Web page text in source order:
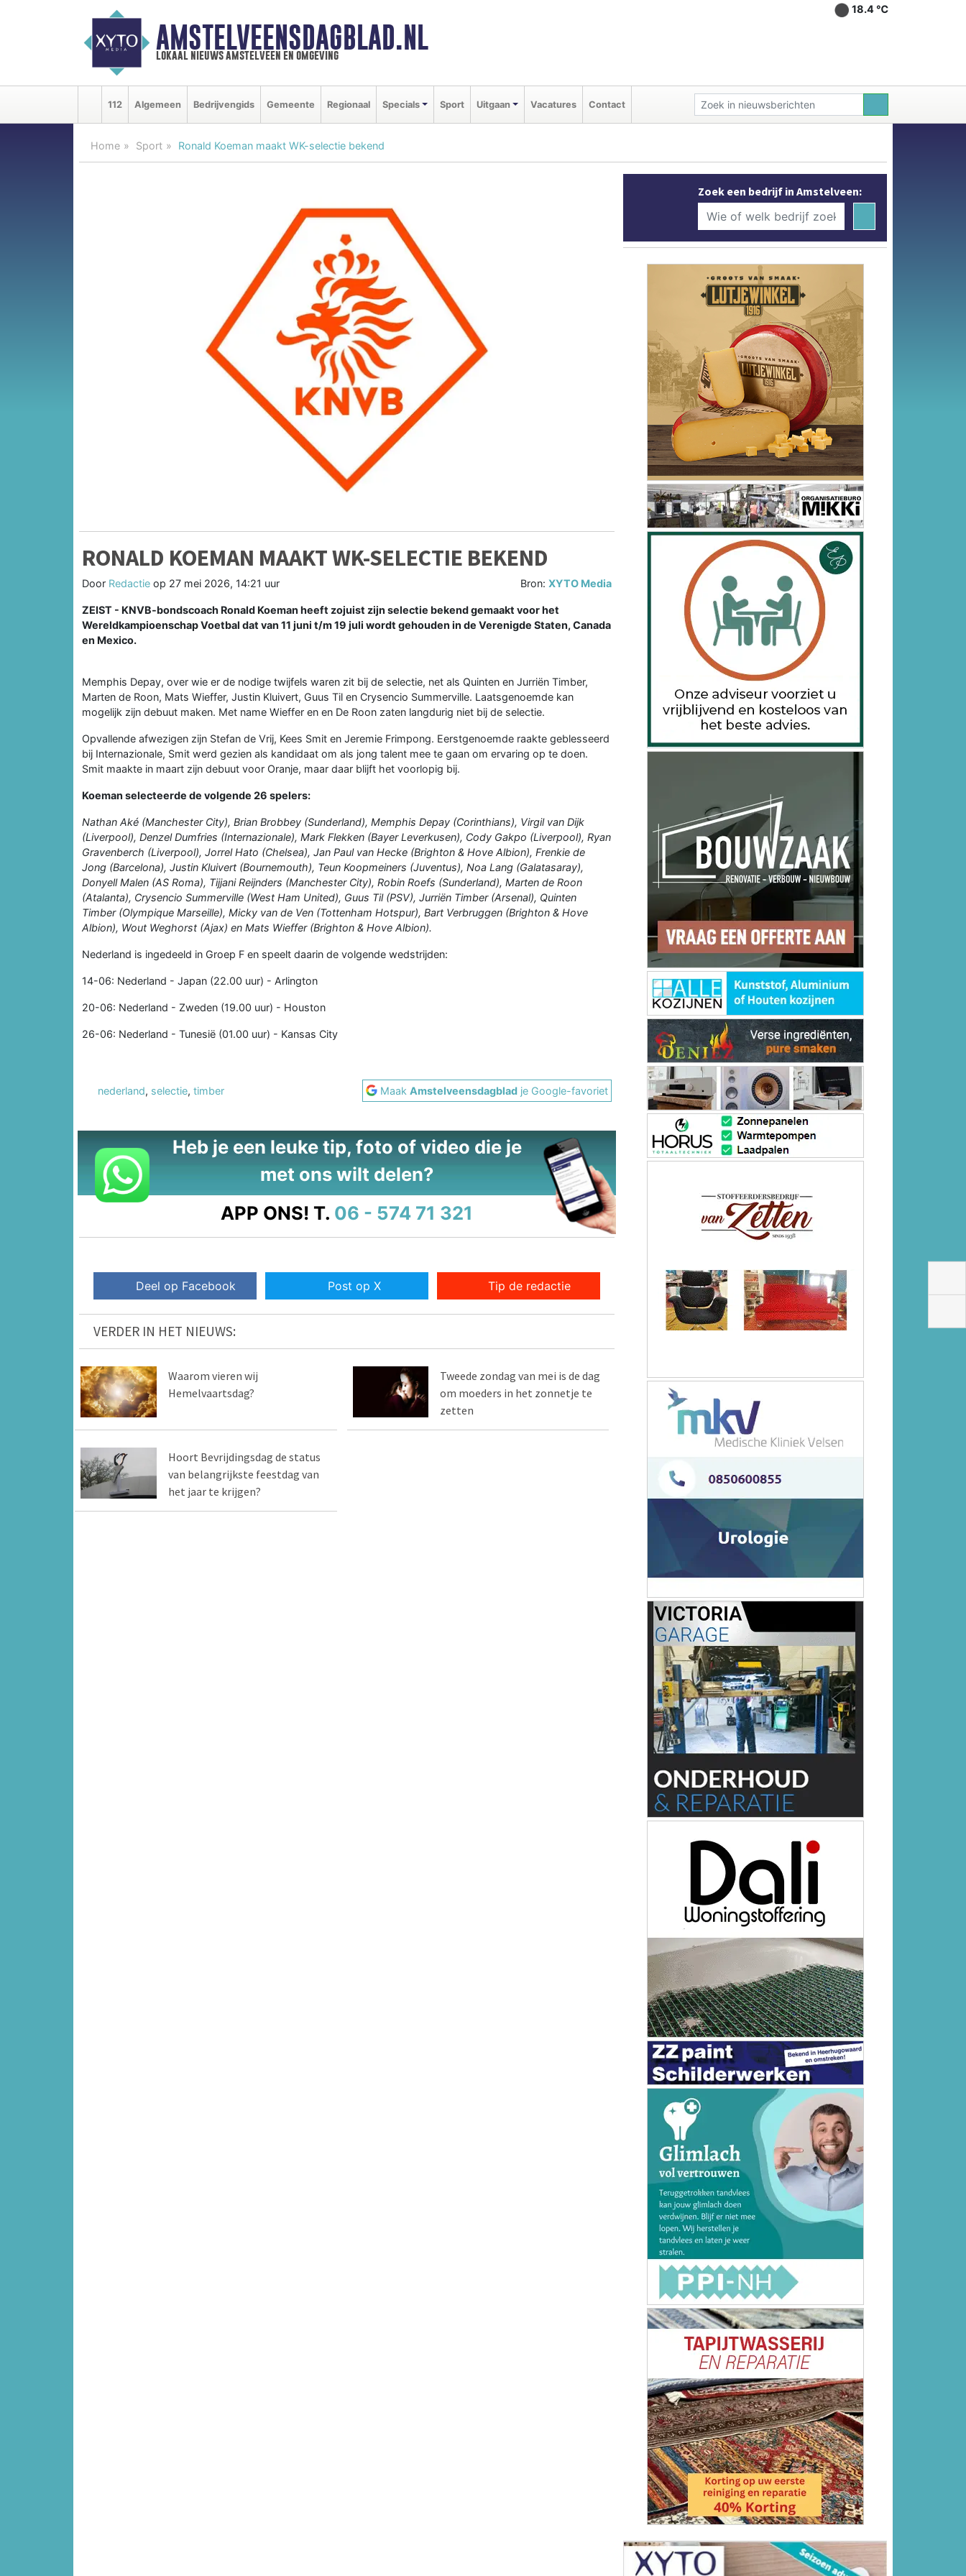
AMSTELVEENSDAGBLAD.NL
lokaal nieuws amstelveen en omgeving
18.4 ℃
112 Algemeen Bedrijvengids Gemeente Regionaal Specials Sport Uitgaan Vacatures Contact
Home Sport Ronald Koeman maakt WK-selectie bekend
RONALD KOEMAN MAAKT WK-SELECTIE BEKEND
Door Redactie op 27 mei 2026, 14:21 uur Bron:XYTO Media
ZEIST - KNVB-bondscoach Ronald Koeman heeft zojuist zijn selectie bekend gemaakt voor het
Wereldkampioenschap Voetbal dat van 11 juni t/m 19 juli wordt gehouden in de Verenigde Staten, Canada
en Mexico.
Memphis Depay, over wie er de nodige twijfels waren zit bij de selectie, net als Quinten en Jurriën Timber,
Marten de Roon, Mats Wieffer, Justin Kluivert, Guus Til en Crysencio Summerville. Laatsgenoemde kan
mogelijk zijn debuut maken. Met name Wieffer en en De Roon zaten langdurig niet bij de selectie.
Opvallende afwezigen zijn Stefan de Vrij, Kees Smit en Jeremie Frimpong. Eerstgenoemde raakte geblesseerd
bij Internazionale, Smit werd gezien als kandidaat om als jong talent mee te gaan om ervaring op te doen.
Smit maakte in maart zijn debuut voor Oranje, maar daar blijft het voorlopig bij.
Koeman selecteerde de volgende 26 spelers:
Nathan Aké (Manchester City), Brian Brobbey (Sunderland), Memphis Depay (Corinthians), Virgil van Dijk
(Liverpool), Denzel Dumfries (Internazionale), Mark Flekken (Bayer Leverkusen), Cody Gakpo (Liverpool), Ryan
Gravenberch (Liverpool), Jorrel Hato (Chelsea), Jan Paul van Hecke (Brighton & Hove Albion), Frenkie de
Jong (Barcelona), Justin Kluivert (Bournemouth), Teun Koopmeiners (Juventus), Noa Lang (Galatasaray),
Donyell Malen (AS Roma), Tijjani Reijnders (Manchester City), Robin Roefs (Sunderland), Marten de Roon
(Atalanta), Crysencio Summerville (West Ham United), Guus Til (PSV), Jurriën Timber (Arsenal), Quinten
Timber (Olympique Marseille), Micky van de Ven (Tottenham Hotspur), Bart Verbruggen (Brighton & Hove
Albion), Wout Weghorst (Ajax) en Mats Wieffer (Brighton & Hove Albion).
Nederland is ingedeeld in Groep F en speelt daarin de volgende wedstrijden:
14-06: Nederland - Japan (22.00 uur) - Arlington
20-06: Nederland - Zweden (19.00 uur) - Houston
26-06: Nederland - Tunesië (01.00 uur) - Kansas City
nederland, selectie, timber MaakAmstelveensdagblad je Google-favoriet
Heb je een leuke tip, foto of video die je
met ons wilt delen?
APP ONS! T. 06 - 574 71 321
Deel op Facebook Post op X Tip de redactie
VERDER IN HET NIEUWS:
Waarom vieren wij
Hemelvaartsdag?
Tweede zondag van mei is de dag
om moeders in het zonnetje te
zetten
Hoort Bevrijdingsdag de status
van belangrijkste feestdag van
het jaar te krijgen?
Zoek een bedrijf in Amstelveen: